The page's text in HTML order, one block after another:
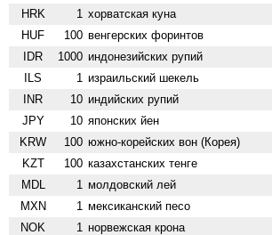
HRK 1 хорватская куна
HUF 100 венгерских форинтов
IDR 1000 индонезийских рупий
ILS 1 израильский шекель
INR 10 индийских рупий
JPY 10 японских йен
KRW 100 южно-корейских вон (Корея)
KZT 100 казахстанских тенге
MDL 1 молдовский лей
MXN 1 мексиканский песо
NOK 1 норвежская крона